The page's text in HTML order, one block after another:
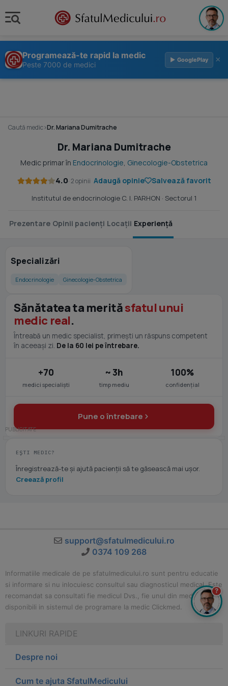
Programează-te rapid la medic
Peste 7000 de medici
▶ GooglePlay ×
Caută medic›Dr. Mariana Dumitrache
Dr. Mariana Dumitrache
Medic primar în Endocrinologie, Ginecologie-Obstetrica
4.0· 2 opinii Adaugă opinie Salvează favorit
Institutul de endocrinologie C. I. PARHON · Sectorul 1
Prezentare Opinii pacienți Locații Experiență
Specializări
Endocrinologie Ginecologie-Obstetrica
Sănătatea ta merităsfatul unui
medic real.
Întreabă un medic specialist, primești un răspuns competent
în aceeași zi. De la 60 lei pe întrebare.
+70
medici specialiști
~ 3h
timp mediu
100%
confidențial
Pune o întrebare
EȘTI MEDIC?
Înregistrează-te și ajută pacienții să te găsească mai ușor.
Creează profil
support@sfatulmedicului.ro
0374 109 268
Informatiile medicale de pe sfatulmedicului.ro sunt pentru educatie
si informare si nu inlocuiesc consultul sau diagnosticul medical. Este
recomandat sa consultati fie medicul Dvs., fie unul din medicii
disponibili in sistemul de programare la medic Clickmed.
LINKURI RAPIDE
Despre noi
Cum te ajuta SfatulMedicului
?